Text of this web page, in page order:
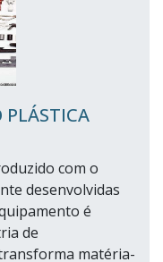
PLÁSTICA
com o
desenvolvidas
é
de
matéria-